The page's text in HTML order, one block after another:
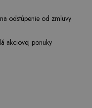
odstúpenie od zmluvy
akciovej ponuky